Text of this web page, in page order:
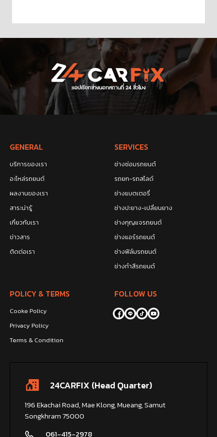
GENERAL
บริการของเรา
อะไหล่รถยนต์
ผลงานของเรา
สาระน่ารู้
เกี่ยวกับเรา
ข่าวสาร
ติดต่อเรา
SERVICES
ช่างซ่อมรถยนต์
รถยก-รถสไลด์
ช่างแบตเตอรี่
ช่างปะยาง-เปลี่ยนยาง
ช่างกุญแจรถยนต์
ช่างแอร์รถยนต์
ช่างฟิล์มรถยนต์
ช่างทำสีรถยนต์
POLICY & TERMS
Cooke Policy
Privacy Policy
Terms & Condition
FOLLOW US
24CARFIX (Head Quarter)
196 Ekachai Road, Mae Klong, Mueang, Samut
Songkhram 75000
061-415-2978